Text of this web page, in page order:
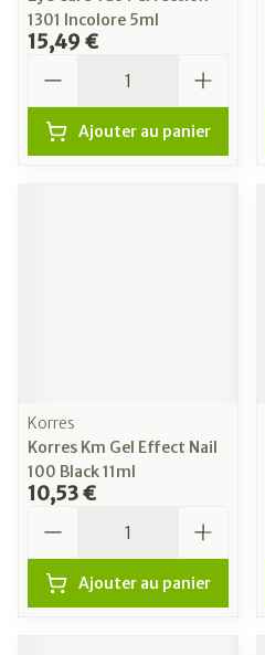
1301 Incolore 5ml
15,49 €
Ajouter au panier
Korres
Korres Km Gel Effect Nail
100 Black 11ml
10,53 €
Ajouter au panier